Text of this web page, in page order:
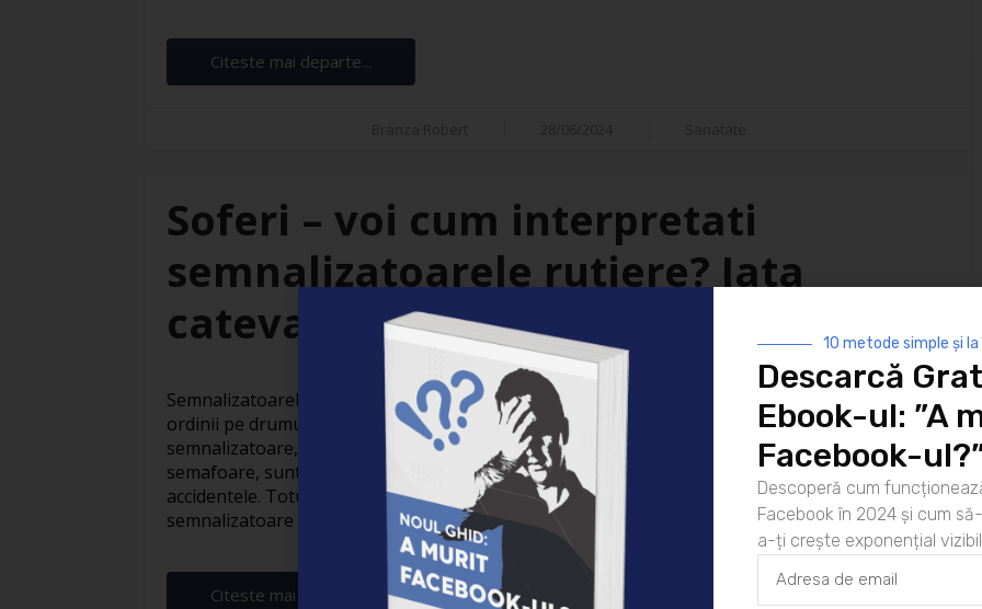
Citeste mai departe...
Soferi – voi cum interpretati
semnalizatoarele rutiere? Iata
cateva raspunsuri posibile!
Semnalizatoarele rutiere joaca un rol vital in mentinerea sigurantei si
ordinii pe drumurile pe care le parcurgi aproape in fiecare zi. Aceste
semnalizatoare, fie ca sunt marcaje pe carosabil, indicatoare sau
semafoare, sunt esentiale pentru a ghida soferii si pentru a preveni
accidentele. Totusi, in unele cazuri, interpretarea corecta a acestor
semnalizatoare rutiere poate fi [...]
Citeste mai departe...
10 metode simple și
Descarcă
Ebook-ul: ”A
Facebook-
Descoperă cum
Facebook în 2024 și cum
a-ți crește exponențial